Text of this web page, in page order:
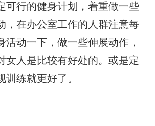
可行的健身计划，着重做一些
，在办公室工作的人群注意每
活动一下，做一些伸展动作，
女人是比较有好处的。或是定
练就更好了。